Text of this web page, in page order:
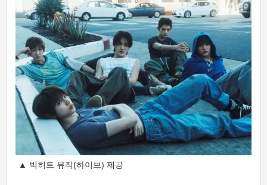
▲ 빅히트 뮤직(하이브) 제공